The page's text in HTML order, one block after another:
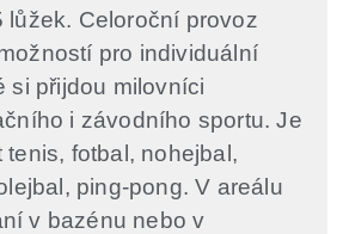
lůžek. Celoroční provoz
pro individuální
si přijdou milovníci
i závodního sportu. Je
tenis, fotbal, nohejbal,
ping-pong. V areálu
v bazénu nebo v